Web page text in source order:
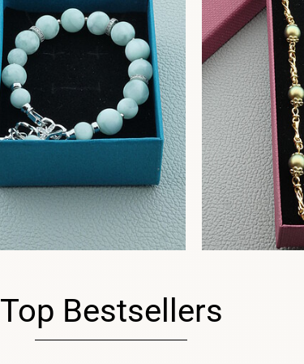
Top Bestsellers